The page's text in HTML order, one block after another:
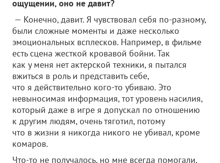
ощущении, оно не давит?
— Конечно, давит. Я чувствовал себя по-разному,
были сложные моменты и даже несколько
эмоциональных всплесков. Например, в фильме
есть сцена жесткой кровавой бойни. Так
как у меня нет актерской техники, я пытался
вжиться в роль и представить себе,
что я действительно кого-то убиваю. Это
невыносимая информация, тот уровень насилия,
который даже в игре я допускал по отношению
к другим людям, очень тяготил, потому
что в жизни я никогда никого не убивал, кроме
комаров.
Что-то не получалось, но мне всегда помогали,